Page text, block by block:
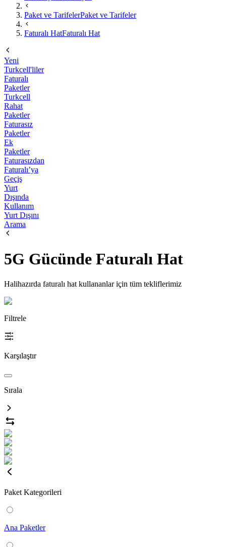
Paket ve TarifelerPaket ve Tarifeler
Faturalı HatFaturalı Hat
Yeni
Turkcell'liler
Faturalı
Paketler
Turkcell
Rahat
Paketler
Faturasız
Paketler
Ek
Paketler
Faturasızdan
Faturalı’ya
Geçiş
Yurt
Dışında
Kullanım
Yurt Dışını
Arama
5G Gücünde Faturalı Hat
Halihazırda faturalı hat kullananlar için tüm tekliflerimiz
Filtrele
Karşılaştır
Sırala
Paket Kategorileri
Ana Paketler